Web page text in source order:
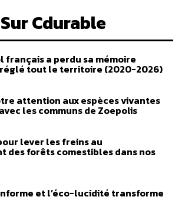
Sur Cdurable
français a perdu sa mémoire
tout le territoire (2020-2026)
attention aux espèces vivantes
les communs de Zoepolis
lever les freins au
des forêts comestibles dans nos
et l’éco-lucidité transforme